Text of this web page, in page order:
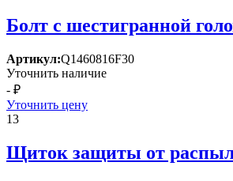
Болт с шестигранной
Артикул:Q1460816F30
Уточнить наличие
- ₽
Уточнить цену
13
Щиток защиты от